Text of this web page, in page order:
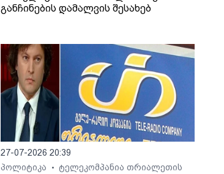
განჩინების დამალვის შესახებ
27-07-2026 20:39
პოლიტიკა
•
ტელეკომპანია თრიალეთის